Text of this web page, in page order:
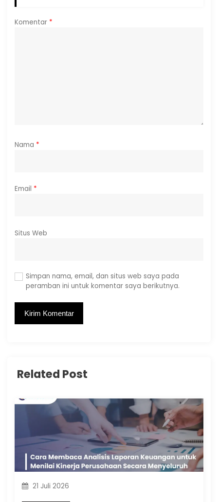
Komentar *
Nama *
Email *
Situs Web
Simpan nama, email, dan situs web saya pada
peramban ini untuk komentar saya berikutnya.
Related Post
21 Juli 2026